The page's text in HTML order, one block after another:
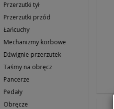
Przerzutki tył
Przerzutki przód
Łańcuchy
Mechanizmy korbowe
Dźwignie przerzutek
Taśmy na obręcz
Pancerze
Pedały
Obręcze